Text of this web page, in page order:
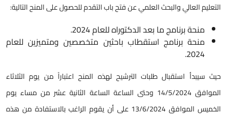
التعليم العالي والبحث العلمي عن فتح باب التقدم للحصول على المنح التالية:
منحة برنامج ما بعد الدكتوراه للعام 2024.
منحة برنامج استقطاب باحثين متخصصين ومتميزين للعام
2024.
حيث سيبدأ استقبال طلبات الترشيح لهذه المنح اعتباراً من يوم الثلاثاء
الموافق 14/5/2024 وحتى الساعة الساعة الثانية عشر من مساء يوم
الخميس الموافق 13/6/2024 على أن يقوم الراغب بالاستفادة من هذه